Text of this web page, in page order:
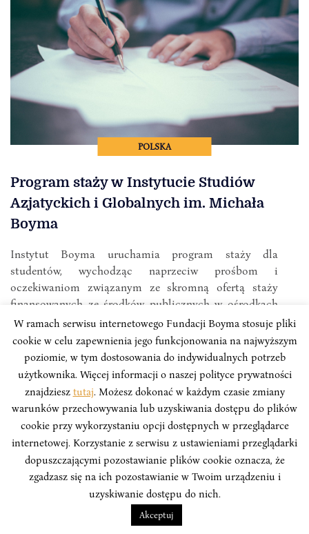
POLSKA
Program staży w Instytucie Studiów
Azjatyckich i Globalnych im. Michała
Boyma
Instytut Boyma uruchamia program staży dla
studentów, wychodząc naprzeciw prośbom i
oczekiwaniom związanym ze skromną ofertą staży
finansowanych ze środków publicznych w ośrodkach
analitycznych/centrach badawczych w Polsce.
W ramach serwisu internetowego Fundacji Boyma stosuje pliki
cookie w celu zapewnienia jego funkcjonowania na najwyższym
poziomie, w tym dostosowania do indywidualnych potrzeb
użytkownika. Więcej informacji o naszej polityce prywatności
znajdziesz tutaj. Możesz dokonać w każdym czasie zmiany
warunków przechowywania lub uzyskiwania dostępu do plików
cookie przy wykorzystaniu opcji dostępnych w przeglądarce
internetowej. Korzystanie z serwisu z ustawieniami przeglądarki
dopuszczającymi pozostawianie plików cookie oznacza, że
zgadzasz się na ich pozostawianie w Twoim urządzeniu i
uzyskiwanie dostępu do nich.
Akceptuj